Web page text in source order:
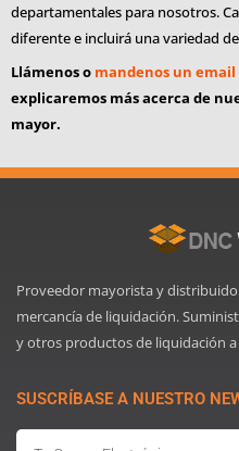
departamentales para nosotros.
diferente e incluirá una variedad
Llámenos o mandenos un email
explicaremos más acerca de
mayor.
Proveedor mayorista y
mercancía de liquidación.
y otros productos de liquidación
SUSCRÍBASE A NUESTRO